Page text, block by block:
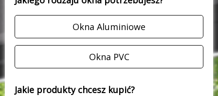
Okna Aluminiowe
Okna PVC
Jakie produkty chcesz kupić?